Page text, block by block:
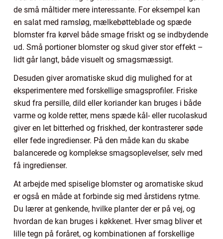
de små måltider mere interessante. For eksempel kan
en salat med ramsløg, mælkebøtteblade og spæde
blomster fra kørvel både smage friskt og se indbydende
ud. Små portioner blomster og skud giver stor effekt –
lidt går langt, både visuelt og smagsmæssigt.
Desuden giver aromatiske skud dig mulighed for at
eksperimentere med forskellige smagsprofiler. Friske
skud fra persille, dild eller koriander kan bruges i både
varme og kolde retter, mens spæde kål- eller rucolaskud
giver en let bitterhed og friskhed, der kontrasterer søde
eller fede ingredienser. På den måde kan du skabe
balancerede og komplekse smagsoplevelser, selv med
få ingredienser.
At arbejde med spiselige blomster og aromatiske skud
er også en måde at forbinde sig med årstidens rytme.
Du lærer at genkende, hvilke planter der er på vej, og
hvordan de kan bruges i køkkenet. Hver smag bliver et
lille tegn på foråret, og kombinationen af forskellige